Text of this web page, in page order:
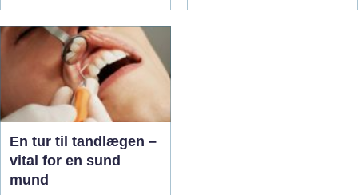
En tur til tandlægen –
vital for en sund
mund